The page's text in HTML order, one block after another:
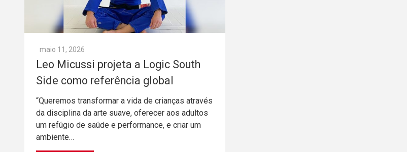
maio 11, 2026
Leo Micussi projeta a Logic South
Side como referência global
“Queremos transformar a vida de crianças através
da disciplina da arte suave, oferecer aos adultos
um refúgio de saúde e performance, e criar um
ambiente…